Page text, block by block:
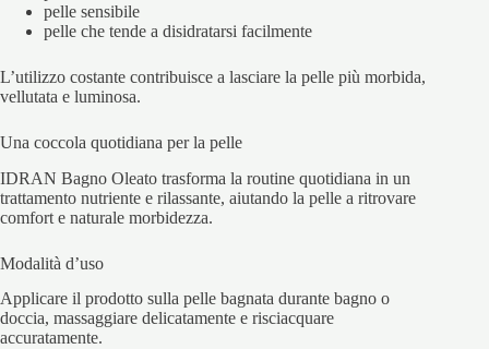
pelle sensibile
pelle che tende a disidratarsi facilmente
L’utilizzo costante contribuisce a lasciare la pelle più morbida,
vellutata e luminosa.
Una coccola quotidiana per la pelle
IDRAN Bagno Oleato trasforma la routine quotidiana in un
trattamento nutriente e rilassante, aiutando la pelle a ritrovare
comfort e naturale morbidezza.
Modalità d’uso
Applicare il prodotto sulla pelle bagnata durante bagno o
doccia, massaggiare delicatamente e risciacquare
accuratamente.